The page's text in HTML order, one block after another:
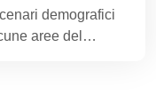
demografici
aree del…